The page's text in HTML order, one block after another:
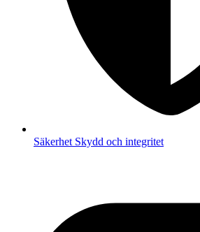
Säkerhet Skydd och integritet